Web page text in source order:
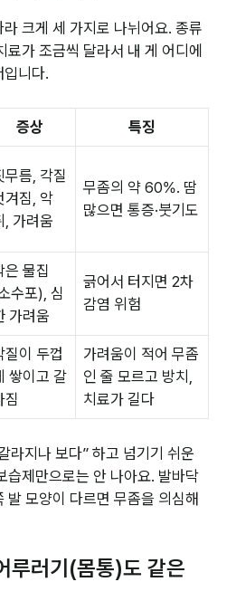
크게 세 가지로 나뉘어요. 종류
료가 조금씩 달라서 내 게 어디에
입니다.
증상 특징
무름, 각질
겨짐, 악
, 가려움
무좀의 약 60%. 땀
많으면 통증·붓기도
은 물집
수포), 심
가려움
긁어서 터지면 2차
감염 위험
질이 두껍
쌓이고 갈
짐
가려움이 적어 무좀
인 줄 모르고 방치,
치료가 길다
라지나 보다” 하고 넘기기 쉬운
습제만으로는 안 나아요. 발바닥
발 모양이 다르면 무좀을 의심해
루러기(몸통)도 같은